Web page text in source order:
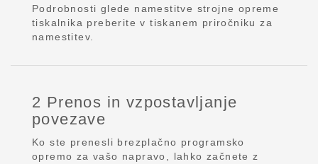
Podrobnosti glede namestitve strojne opreme
tiskalnika preberite v tiskanem priročniku za
namestitev.
2 Prenos in vzpostavljanje
povezave
Ko ste prenesli brezplačno programsko
opremo za vašo napravo, lahko začnete z